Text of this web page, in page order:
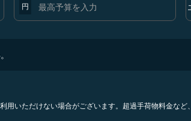
円
いただけない場合がございます。超過手荷物料金な